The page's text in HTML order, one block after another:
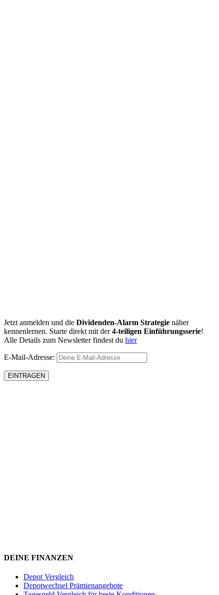
Jetzt anmelden und die Dividenden-Alarm Strategie näher
kennenlernen. Starte direkt mit der4-teiligen Einführungsserie!
Alle Details zum Newsletter findest du hier
E-Mail-Adresse:
DEINE FINANZEN
Depot Vergleich
Depotwechsel Prämienangebote